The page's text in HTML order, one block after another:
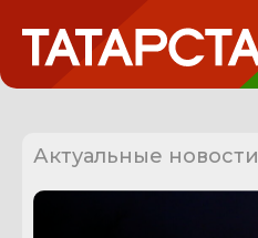
Актуальные новости